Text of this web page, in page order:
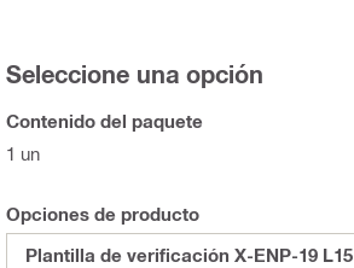
Seleccione una opción
Contenido del paquete
1 un
Opciones de producto
Plantilla de verificación X-ENP-19 L15